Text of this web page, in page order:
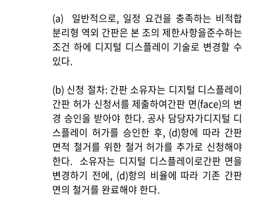
(a)
일반적으로, 일정 요건을 충족하는 비적합
분리형 역외 간판은 본 조의 제한사항을준수하는
조건 하에 디지털 디스플레이 기술로 변경할 수
있다.
(b) 신청 절차: 간판 소유자는 디지털 디스플레이
간판 허가 신청서를 제출하여간판 면(face)의 변
경 승인을 받아야 한다. 공사 담당자가디지털 디
스플레이 허가를 승인한 후, (d)항에 따라 간판
면적 철거를 위한 철거 허가를 추가로 신청해야
한다. 소유자는 디지털 디스플레이로간판 면을
변경하기 전에, (d)항의 비율에 따라 기존 간판
면의 철거를 완료해야 한다.